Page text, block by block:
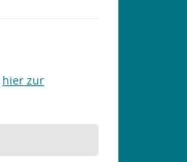
hier zur